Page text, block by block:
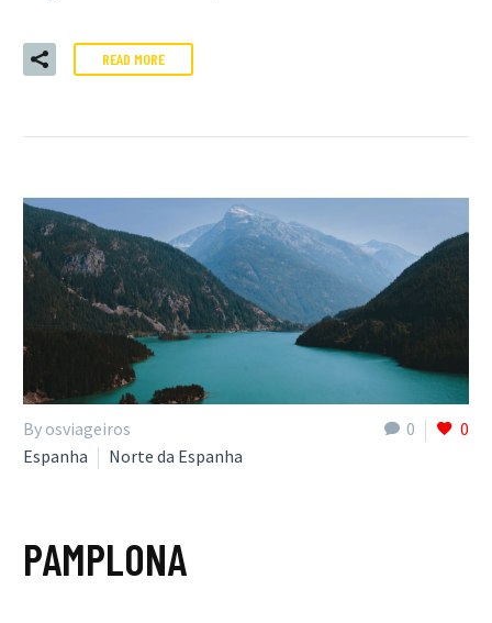
READ MORE
0 0
By osviageiros
Espanha
Norte da Espanha
PAMPLONA